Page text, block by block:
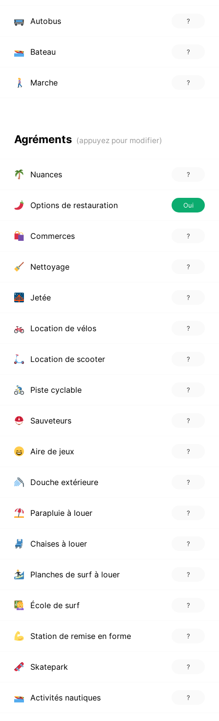
Autobus ?
Bateau ?
Marche ?
Agréments
Nuances ?
Options de restauration Oui
Commerces ?
Nettoyage ?
Jetée ?
Location de vélos ?
Location de scooter ?
Piste cyclable ?
Sauveteurs ?
Aire de jeux ?
Douche extérieure ?
Parapluie à louer ?
Chaises à louer ?
Planches de surf à louer ?
École de surf ?
Station de remise en forme ?
Skatepark ?
Activités nautiques ?